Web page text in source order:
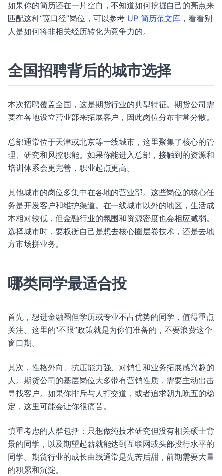
如果你的简历还在一片空白，不知道如何挖掘自己的亮点来
匹配这种“宽口径”岗位，可以参考 UP 简历范文库 ，看看别
人是如何将非相关经历转化为竞争力的。
全国招聘背后的城市选择
本次招聘覆盖全国，这是期货行业的典型特征。期货公司需
要在各地设立营业部来拓展客户，因此岗位分布非常分散。
总部通常位于天津或北京等一线城市，这里聚集了核心的管
理、研究和风控职能。如果你能进入总部，接触到的资源和
培训体系会更完善，职业起点更高。
其他城市的岗位多集中在各地的营业部。这些岗位的核心任
务是开发客户和维护渠道。在一线城市以外的地区，生活成
本相对较低，但金融行业的氛围和资源密度也会相应减弱。
选择城市时，要权衡自己是想去核心圈层卷技术，还是去地
方市场拼业务。
哪类同学最适合投
首先，想进金融圈但学历或专业不占优势的同学，值得重点
关注。这里的“不限”政策就是为你们准备的，不要浪费这个
窗口期。
其次，性格外向、抗压能力强、对销售和业务拓展感兴趣的
人。期货公司的基层岗位大多带有营销性质，需要主动出击
寻找客户。如果你排斥与人打交道，或者追求朝九晚五的稳
定，这里可能会让你很痛苦。
慎重考虑的人群包括：只想做纯技术研究但没有相关硕士背
景的同学，以及期望起薪就能达到互联网或头部投行水平的
同学。期货行业的成长曲线通常是先苦后甜，前期需要大量
的积累和沉淀。